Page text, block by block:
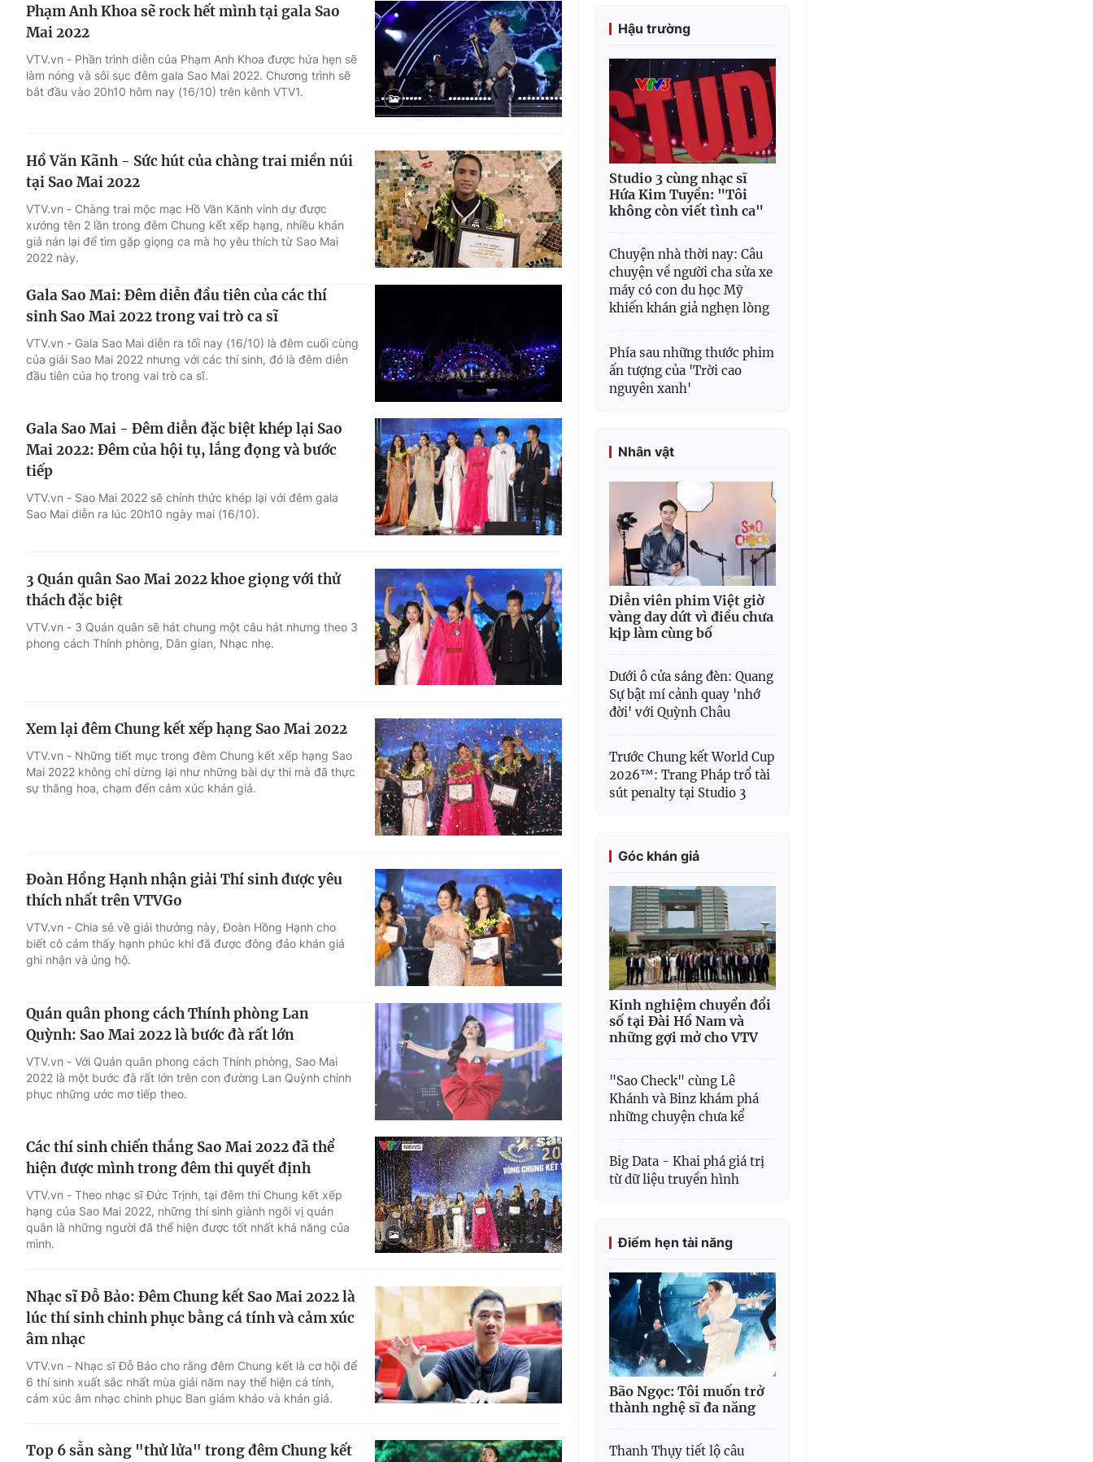
Phạm Anh Khoa sẽ rock hết mình tại gala Sao
Mai 2022
VTV.vn - Phần trình diễn của Phạm Anh Khoa được hứa hẹn sẽ
làm nóng và sôi sục đêm gala Sao Mai 2022. Chương trình sẽ
bắt đầu vào 20h10 hôm nay (16/10) trên kênh VTV1.
Hồ Văn Kãnh - Sức hút của chàng trai miền núi
tại Sao Mai 2022
VTV.vn - Chàng trai mộc mạc Hồ Văn Kãnh vinh dự được
xướng tên 2 lần trong đêm Chung kết xếp hạng, nhiều khán
giả nán lại để tìm gặp giọng ca mà họ yêu thích từ Sao Mai
2022 này.
Gala Sao Mai: Đêm diễn đầu tiên của các thí
sinh Sao Mai 2022 trong vai trò ca sĩ
VTV.vn - Gala Sao Mai diễn ra tối nay (16/10) là đêm cuối cùng
của giải Sao Mai 2022 nhưng với các thí sinh, đó là đêm diễn
đầu tiên của họ trong vai trò ca sĩ.
Gala Sao Mai - Đêm diễn đặc biệt khép lại Sao
Mai 2022: Đêm của hội tụ, lắng đọng và bước
tiếp
VTV.vn - Sao Mai 2022 sẽ chính thức khép lại với đêm gala
Sao Mai diễn ra lúc 20h10 ngày mai (16/10).
3 Quán quân Sao Mai 2022 khoe giọng với thử
thách đặc biệt
VTV.vn - 3 Quán quân sẽ hát chung một câu hát nhưng theo 3
phong cách Thính phòng, Dân gian, Nhạc nhẹ.
Xem lại đêm Chung kết xếp hạng Sao Mai 2022
VTV.vn - Những tiết mục trong đêm Chung kết xếp hạng Sao
Mai 2022 không chỉ dừng lại như những bài dự thi mà đã thực
sự thăng hoa, chạm đến cảm xúc khán giả.
Đoàn Hồng Hạnh nhận giải Thí sinh được yêu
thích nhất trên VTVGo
VTV.vn - Chia sẻ về giải thưởng này, Đoàn Hồng Hạnh cho
biết cô cảm thấy hạnh phúc khi đã được đông đảo khán giả
ghi nhận và ủng hộ.
Quán quân phong cách Thính phòng Lan
Quỳnh: Sao Mai 2022 là bước đà rất lớn
VTV.vn - Với Quán quân phong cách Thính phòng, Sao Mai
2022 là một bước đà rất lớn trên con đường Lan Quỳnh chinh
phục những ước mơ tiếp theo.
Các thí sinh chiến thắng Sao Mai 2022 đã thể
hiện được mình trong đêm thi quyết định
VTV.vn - Theo nhạc sĩ Đức Trịnh, tại đêm thi Chung kết xếp
hạng của Sao Mai 2022, những thí sinh giành ngôi vị quán
quân là những người đã thể hiện được tốt nhất khả năng của
mình.
Nhạc sĩ Đỗ Bảo: Đêm Chung kết Sao Mai 2022 là
lúc thí sinh chinh phục bằng cá tính và cảm xúc
âm nhạc
VTV.vn - Nhạc sĩ Đỗ Bảo cho rằng đêm Chung kết là cơ hội để
6 thí sinh xuất sắc nhất mùa giải năm nay thể hiện cá tính,
cảm xúc âm nhạc chinh phục Ban giám khảo và khán giả.
Top 6 sẵn sàng "thử lửa" trong đêm Chung kết
Hậu trường
Studio 3 cùng nhạc sĩ
Hứa Kim Tuyền: "Tôi
không còn viết tình ca"
Chuyện nhà thời nay: Câu
chuyện về người cha sửa xe
máy có con du học Mỹ
khiến khán giả nghẹn lòng
Phía sau những thước phim
ấn tượng của 'Trời cao
nguyên xanh'
Nhân vật
Diễn viên phim Việt giờ
vàng day dứt vì điều chưa
kịp làm cùng bố
Dưới ô cửa sáng đèn: Quang
Sự bật mí cảnh quay 'nhớ
đời' với Quỳnh Châu
Trước Chung kết World Cup
2026™: Trang Pháp trổ tài
sút penalty tại Studio 3
Góc khán giả
Kinh nghiệm chuyển đổi
số tại Đài Hồ Nam và
những gợi mở cho VTV
"Sao Check" cùng Lê
Khánh và Binz khám phá
những chuyện chưa kể
Big Data - Khai phá giá trị
từ dữ liệu truyền hình
Điểm hẹn tài năng
Bão Ngọc: Tôi muốn trở
thành nghệ sĩ đa năng
Thanh Thụy tiết lộ câu